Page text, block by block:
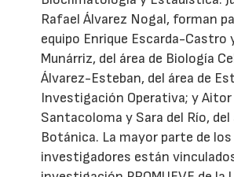
Rafael Álvarez Nogal, forman
equipo Enrique Escarda-Castro
Munárriz, del área de Biología
Álvarez-Esteban, del área de
Investigación Operativa; y
Santacoloma y Sara del Río, del
Botánica. La mayor parte de los
investigadores están